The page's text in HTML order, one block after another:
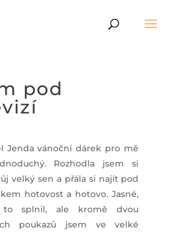
pod
Jenda vánoční dárek pro mě
Rozhodla jsem si
velký sen a přála si najít pod
hotovost a hotovo. Jasné,
splnil, ale kromě dvou
poukazů jsem ve velké